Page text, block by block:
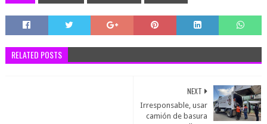
RELATED POSTS
NEXT
Irresponsable, usar
camión de basura